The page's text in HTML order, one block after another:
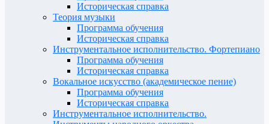
Историческая справка
Теория музыки
Программа обучения
Историческая справка
Инструментальное исполнительство. Фортепиано
Программа обучения
Историческая справка
Вокальное искусство (академическое пение)
Программа обучения
Историческая справка
Инструментальное исполнительство.